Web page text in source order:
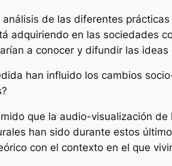
de las diferentes
adquiriendo en las sociedades
a conocer y difundir las
han influido los cambios
que la audio-visualización
han sido durante estos
con el contexto en el que